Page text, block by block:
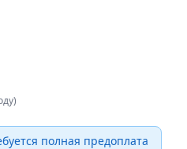
полная предоплата